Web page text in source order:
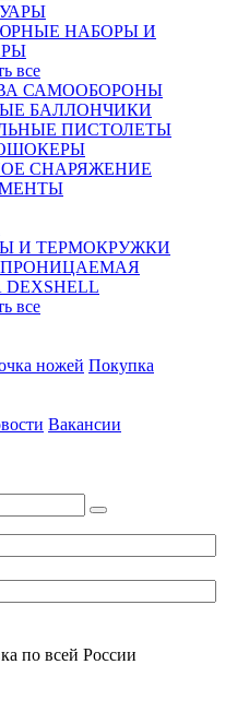
НАБОРЫ И
все
САМООБОРОНЫ
БАЛЛОНЧИКИ
ПИСТОЛЕТЫ
СНАРЯЖЕНИЕ
И ТЕРМОКРУЖКИ
все
ножей Покупка
Вакансии
по всей России